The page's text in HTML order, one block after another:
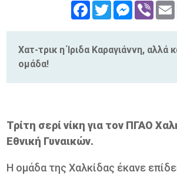
FacebookTwitterMessenger
Viber
Χατ-τρικ η Ίριδα Καραγιάννη, αλλά
ομάδα!
Τρίτη σερί νίκη για τον ΠΓΑΟ
Εθνική Γυναικών.
Η ομάδα της Χαλκίδας έκανε